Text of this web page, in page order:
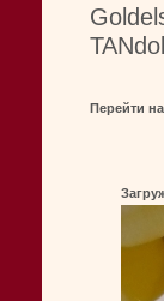
Перейти